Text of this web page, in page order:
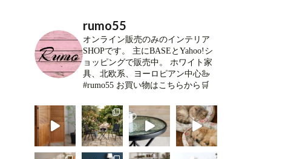
rumo55
オンライン販売のみのインテリア
SHOPです。
主にBASEとYahoo!シ
ョッピングで販売中。
ホワイト家
具、北欧系、ヨーロピアン中心🦢
#rumo55お買い物はこちらから🛒